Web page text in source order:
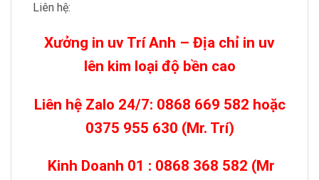
Liên hệ:
Xưởng in uv Trí Anh – Địa chỉ in uv
lên kim loại độ bền cao
Liên hệ Zalo 24/7: 0868 669 582 hoặc
0375 955 630 (Mr. Trí)
Kinh Doanh 01 : 0868 368 582 (Mr